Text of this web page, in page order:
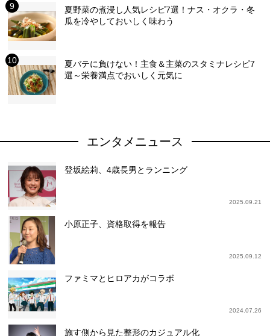
夏野菜の煮浸し人気レシピ7選！ナス・オクラ・冬
瓜を冷やしておいしく味わう
夏バテに負けない！主食＆主菜のスタミナレシピ7
選～栄養満点でおいしく元気に
エンタメニュース
登坂絵莉、4歳長男とランニング
2025.09.21
小原正子、資格取得を報告
2025.09.12
ファミマとヒロアカがコラボ
2024.07.26
施す側から見た整形のカジュアル化